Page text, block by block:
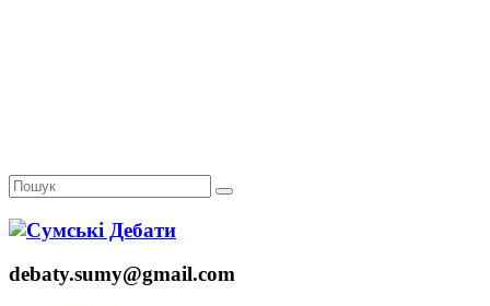
debaty.sumy@gmail.com